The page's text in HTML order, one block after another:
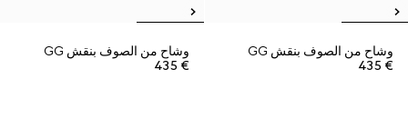
وشاح من الصوف بنقش GG
€ 435
وشاح من الصوف بنقش GG
€ 435